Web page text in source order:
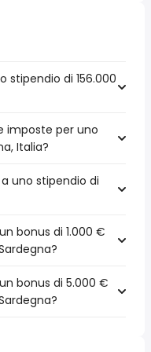
stipendio di 156.000
imposte per uno
Italia?
uno stipendio di
bonus di 1.000 €
bonus di 5.000 €